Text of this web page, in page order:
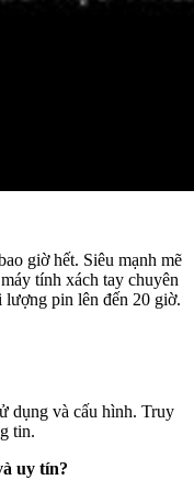
giờ hết. Siêu mạnh mẽ
tính xách tay chuyên
lượng pin lên đến 20 giờ.
dụng và cấu hình. Truy
tin.
uy tín?